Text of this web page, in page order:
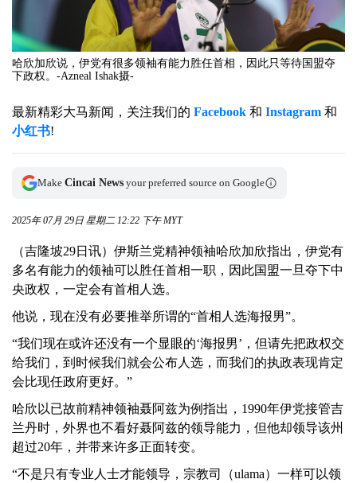
哈欣加欣说，伊党有很多领袖有能力胜任首相，因此只等待国盟夺
下政权。-Azneal Ishak摄-
最新精彩大马新闻，关注我们的 Facebook 和 Instagram 和
小红书!
Make Cincai News your preferred source on Google
2025年 07月 29日 星期二 12:22 下午 MYT
（吉隆坡29日讯）伊斯兰党精神领袖哈欣加欣指出，伊党有
多名有能力的领袖可以胜任首相一职，因此国盟一旦夺下中
央政权，一定会有首相人选。
他说，现在没有必要推举所谓的“首相人选海报男”。
“我们现在或许还没有一个显眼的‘海报男’，但请先把政权交
给我们，到时候我们就会公布人选，而我们的执政表现肯定
会比现任政府更好。”
哈欣以已故前精神领袖聂阿兹为例指出，1990年伊党接管吉
兰丹时，外界也不看好聂阿兹的领导能力，但他却领导该州
超过20年，并带来许多正面转变。
“不是只有专业人士才能领导，宗教司（ulama）一样可以领